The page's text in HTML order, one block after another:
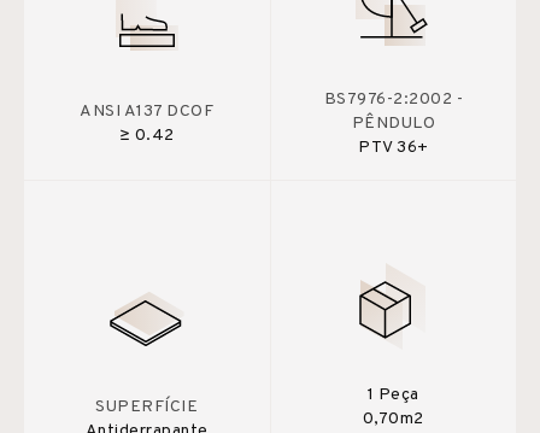
ANSI A137 DCOF
≥ 0.42
BS7976-2:2002 -
PÊNDULO
PTV 36+
SUPERFÍCIE
1 Peça
0,70m2